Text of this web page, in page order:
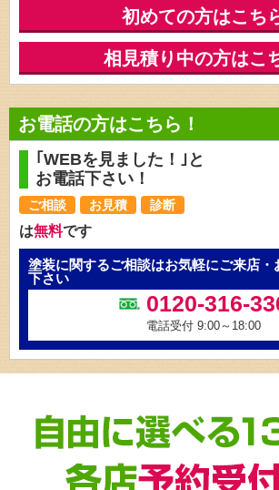
初めての方はこち
相見積り中の方はこ
お電話の方はこちら！
｢WEBを見ました！｣と
お電話下さい！
ご相談 お見積 診断
は無料です
塗装に関するご相談はお気軽にご来店・
下さい
0120-316-
電話受付 9:00～18:00